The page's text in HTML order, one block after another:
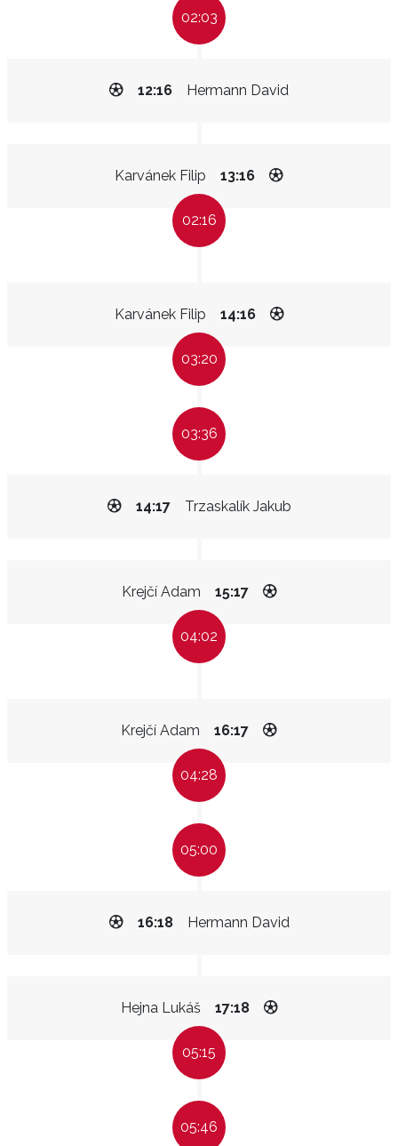
02:03
Hermann David
12:16
Karvánek Filip 13:16
02:16
Karvánek Filip 14:16
03:20
03:36
Trzaskalík Jakub
14:17
Krejčí Adam 15:17
04:02
Krejčí Adam 16:17
04:28
05:00
Hermann David
16:18
Hejna Lukáš 17:18
05:15
05:46